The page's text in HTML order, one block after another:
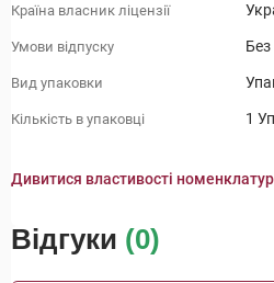
Країна власник ліцензії
Умови відпуску Без
Вид упаковки
Кількість в упаковці 1
Дивитися властивості
Відгуки (0)